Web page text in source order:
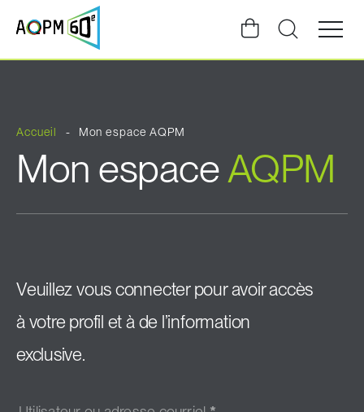
Ouvrir
la
du
Accueil Mon espace AQPM
Mon espaceAQPM
Veuillez vous connecter pour avoir accès
à votre profil et à de l’information
exclusive.